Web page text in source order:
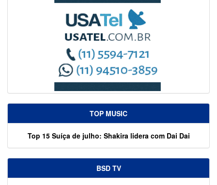
TOP MUSIC
Top 15 Suíça de julho: Shakira lidera com Dai Dai
BSD TV